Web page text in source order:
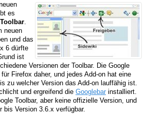
es
.
neuen
und das
6 dürfte
ist
Versionen der Toolbar. Die Google
Firefox daher, und jedes Add-on hat eine
zu welcher Version das Add-on lauffähig ist.
und ergreifend die Googlebar installiert.
Toolbar, aber keine offizielle Version, und
bis Version 3.6.x verfügbar.